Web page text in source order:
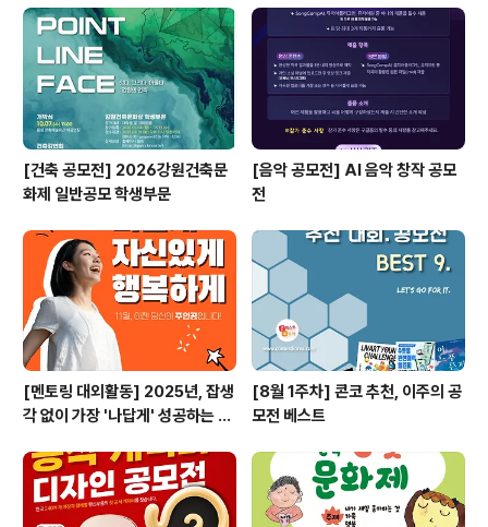
[건축 공모전] 2026강원건축문
화제 일반공모 학생부문
[음악 공모전] AI 음악 창작 공모
전
[멘토링 대외활동] 2025년, 잡생
각 없이 가장 '나답게' 성공하는 법
[8월 1주차] 콘코 추천, 이주의 공
모전 베스트